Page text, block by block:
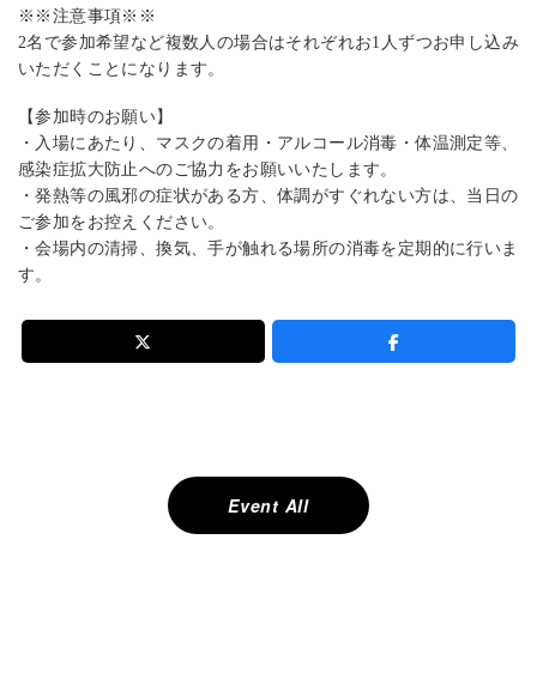
※※注意事項※※
2名で参加希望など複数人の場合はそれぞれお1人ずつお申し込み
いただくことになります。
【参加時のお願い】
・入場にあたり、マスクの着用・アルコール消毒・体温測定等、
感染症拡大防止へのご協力をお願いいたします。
・発熱等の風邪の症状がある方、体調がすぐれない方は、当日の
ご参加をお控えください。
・会場内の清掃、換気、手が触れる場所の消毒を定期的に行いま
す。
投
稿
Event All